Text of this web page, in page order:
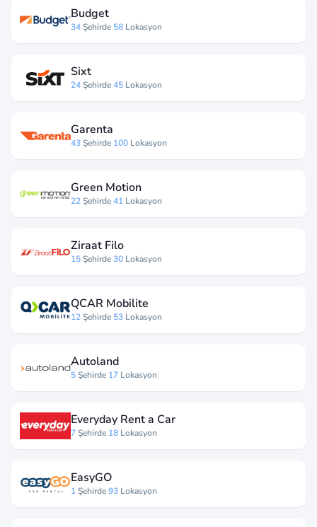
Budget
34Şehirde 58 Lokasyon
Sixt
24Şehirde45 Lokasyon
Garenta
43Şehirde 100 Lokasyon
Green Motion
22Şehirde41 Lokasyon
Ziraat Filo
15Şehirde30 Lokasyon
QCAR Mobilite
12Şehirde 53 Lokasyon
Autoland
5Şehirde 17 Lokasyon
Everyday Rent a Car
7Şehirde 18 Lokasyon
EasyGO
1Şehirde93 Lokasyon